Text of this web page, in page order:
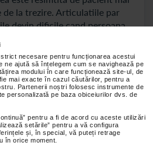
necesare pentru funcționarea acestui
ne ajută să înțelegem cum se navighează pe
modului în care funcționează site-ul, de
mai exacte în cazul căutărilor, pentru a
Partenerii noștri folosesc instrumente de
personalizată pe baza obiceiurilor dvs. de
pentru a fi de acord cu aceste utilizări
setările” pentru a vă configura
și, în special, vă puteți retrage
în orice moment.
de la trezire. Articulatiile par
devin dificile cand persoana
(dureri, umflaturi) - este
reumatoide.Articulatiile
si dureroase la
poate fi rosie, iar in caz de
este mare.
(afectarea ambelor parti